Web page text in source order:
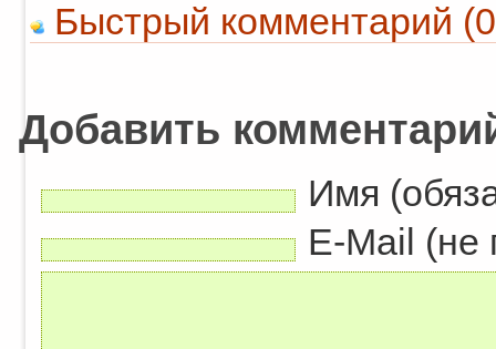
Быстрый комментарий
Добавить
Имя
E-Mail (не